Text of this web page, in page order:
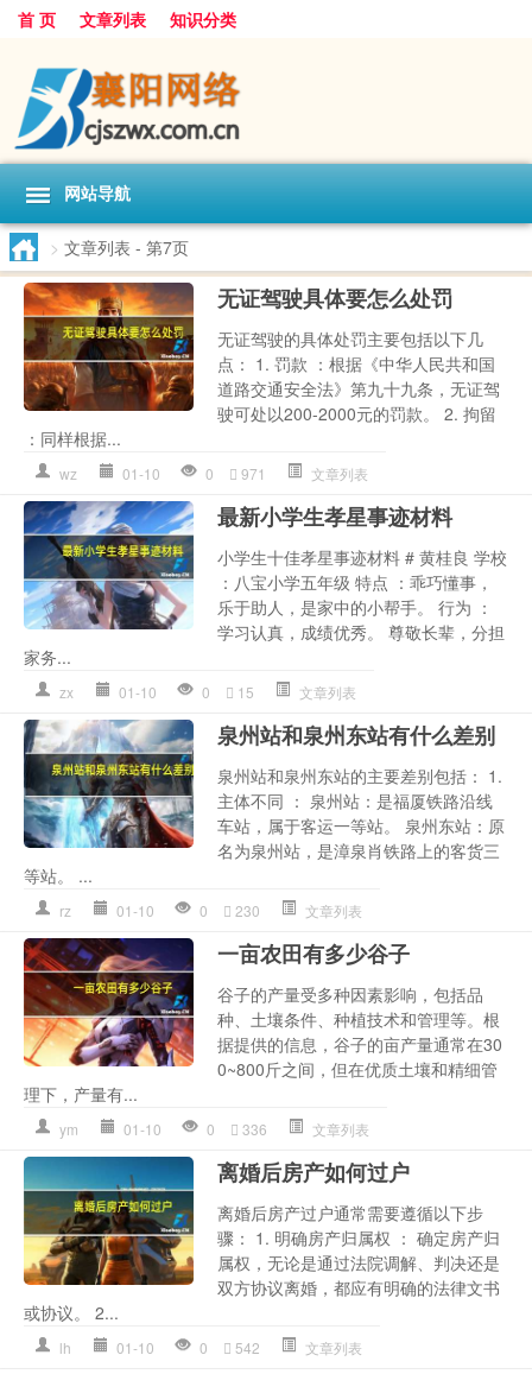
首 页 文章列表 知识分类
网站导航
> 文章列表 - 第7页
无证驾驶具体要怎么处罚
无证驾驶的具体处罚主要包括以下几
点： 1. 罚款 ：根据《中华人民共和国
道路交通安全法》第九十九条，无证驾
驶可处以200-2000元的罚款。 2. 拘留
：同样根据...
wz 01-10 0 971 文章列表
最新小学生孝星事迹材料
小学生十佳孝星事迹材料 # 黄桂良 学校
：八宝小学五年级 特点 ：乖巧懂事，
乐于助人，是家中的小帮手。 行为 ：
学习认真，成绩优秀。 尊敬长辈，分担
家务...
zx 01-10 0 15 文章列表
泉州站和泉州东站有什么差别
泉州站和泉州东站的主要差别包括： 1.
主体不同 ： 泉州站：是福厦铁路沿线
车站，属于客运一等站。 泉州东站：原
名为泉州站，是漳泉肖铁路上的客货三
等站。 ...
rz 01-10 0 230 文章列表
一亩农田有多少谷子
谷子的产量受多种因素影响，包括品
种、土壤条件、种植技术和管理等。根
据提供的信息，谷子的亩产量通常在30
0~800斤之间，但在优质土壤和精细管
理下，产量有...
ym 01-10 0 336 文章列表
离婚后房产如何过户
离婚后房产过户通常需要遵循以下步
骤： 1. 明确房产归属权 ： 确定房产归
属权，无论是通过法院调解、判决还是
双方协议离婚，都应有明确的法律文书
或协议。 2...
lh 01-10 0 542 文章列表